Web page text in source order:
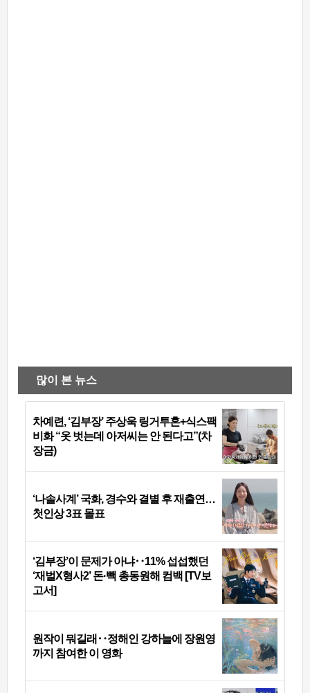
많이 본 뉴스
차예련, ‘김부장’ 주상욱 링거투혼+식스팩
비화 “옷 벗는데 아저씨는 안 된다고”(차
장금)
‘나솔사계’ 국화, 경수와 결별 후 재출연…
첫인상 3표 몰표
‘김부장’이 문제가 아냐‥11% 섭섭했던
‘재벌X형사2’ 돈·빽 총동원해 컴백 [TV보
고서]
원작이 뭐길래‥정해인 강하늘에 장원영
까지 참여한 이 영화